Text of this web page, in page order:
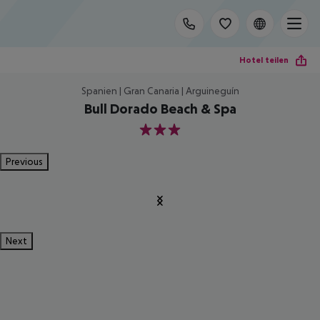
Hotel teilen
Spanien | Gran Canaria | Arguineguín
Bull Dorado Beach & Spa
3
Previous
Next